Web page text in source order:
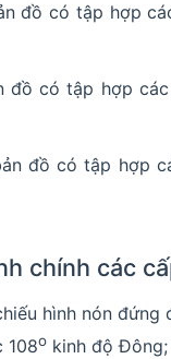
đồ có tập hợp
có tập hợp
đồ có tập hợp
chính các
hình nón
108o kinh độ